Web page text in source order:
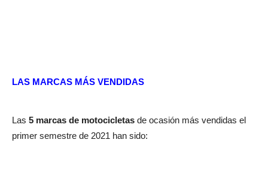
LAS MARCAS MÁS VENDIDAS
Las 5 marcas de motocicletas de ocasión más vendidas el
primer semestre de 2021 han sido: